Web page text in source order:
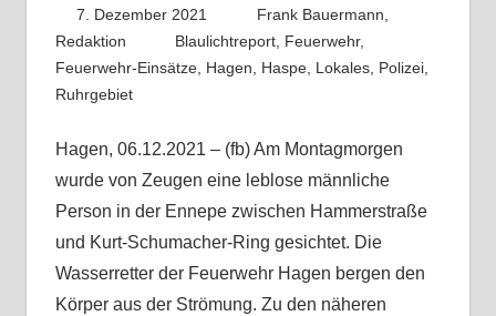
7. Dezember 2021
Frank Bauermann,
Redaktion
Blaulichtreport Feuerwehr,
Feuerwehr-Einsätze, Hagen Haspe, Lokales, Polizei,
Ruhrgebiet
Hagen, 06.12.2021 – (fb) Am Montagmorgen
wurde von Zeugen eine leblose männliche
Person in der Ennepe zwischen Hammerstraße
und Kurt-Schumacher-Ring gesichtet. Die
Wasserretter der Feuerwehr Hagen bergen den
Körper aus der Strömung. Zu den näheren